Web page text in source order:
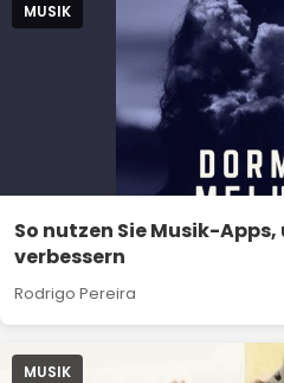
MUSIK
So nutzen Sie Musik-
verbessern
Rodrigo Pereira
MUSIK